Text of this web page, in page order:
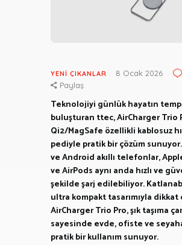
YENI ÇIKANLAR 8 Ocak 2026
Paylaş
Teknolojiyi günlük hayatın
buluşturan ttec, AirCharger Trio
Qi2/MagSafe özellikli kablosuz
pediyle pratik bir çözüm
ve Android akıllı telefonlar,
ve AirPods aynı anda hızlı ve
şekilde şarj edilebiliyor.
ultra kompakt tasarımıyla dikkat
AirCharger Trio Pro, şık taşıma
sayesinde evde, ofiste ve
pratik bir kullanım sunuyor.